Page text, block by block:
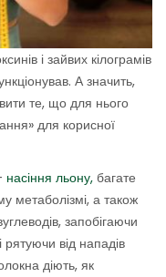
і зайвих кілограмів
А значить,
те, що для нього
для корисної
насіння льону, багате
метаболізмі, а також
запобігаючи
рятуючи від нападів
діють, як